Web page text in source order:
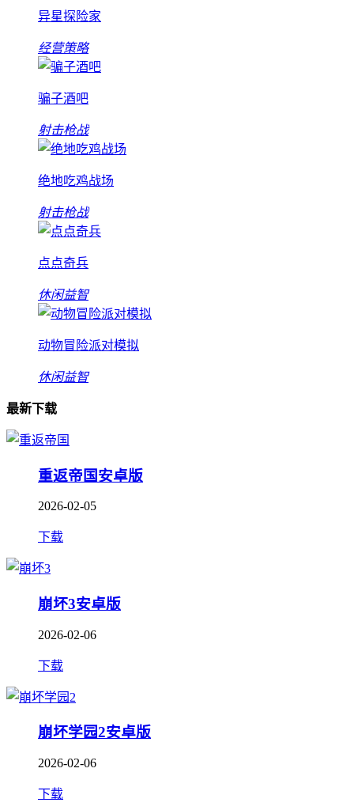
异星探险家
经营策略
骗子酒吧
射击枪战
绝地吃鸡战场
射击枪战
点点奇兵
休闲益智
动物冒险派对模拟
休闲益智
最新下载
重返帝国安卓版
2026-02-05
下载
崩坏3安卓版
2026-02-06
下载
崩坏学园2安卓版
2026-02-06
下载